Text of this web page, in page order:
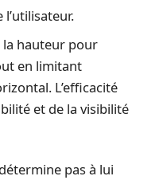
la hauteur pour
en limitant
L’efficacité
et de la visibilité
pas à lui